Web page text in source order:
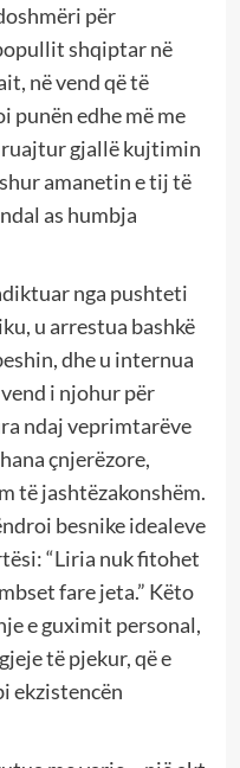
për
shqiptar në
në vend që të
punën edhe më me
ruajtur gjallë kujtimin
amanetin e tij të
as humbja
nga pushteti
u arrestua bashkë
dhe u internua
i njohur për
ndaj veprimtarëve
çnjerëzore,
të jashtëzakonshëm.
besnike idealeve
“Liria nuk fitohet
fare jeta.” Këto
e guximit personal,
të pjekur, që e
ekzistencën